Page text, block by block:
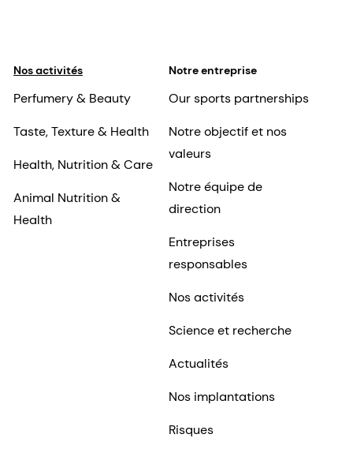
Nos activités
Perfumery & Beauty
Taste, Texture & Health
Health, Nutrition & Care
Animal Nutrition &
Health
Notre entreprise
Our sports partnerships
Notre objectif et nos
valeurs
Notre équipe de
direction
Entreprises
responsables
Nos activités
Science et recherche
Actualités
Nos implantations
Risques